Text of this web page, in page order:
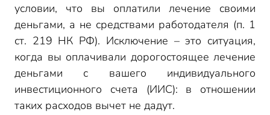
условии, что вы оплатили лечение своими
деньгами, а не средствами работодателя (п. 1
ст. 219 НК РФ). Исключение – это ситуация,
когда вы оплачивали дорогостоящее лечение
деньгами с вашего индивидуального
инвестиционного счета (ИИС): в отношении
таких расходов вычет не дадут.